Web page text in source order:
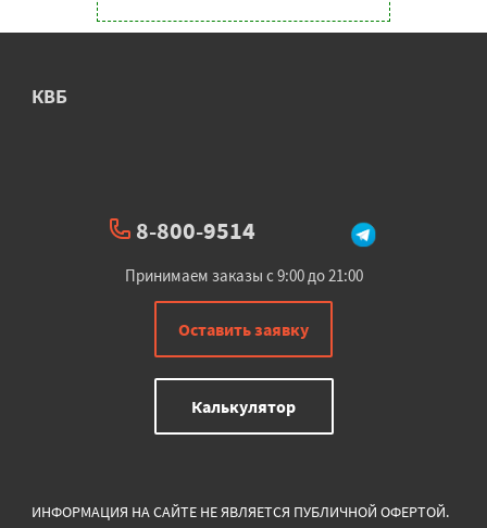
КВБ
8-800-9514
Принимаем заказы с 9:00 до 21:00
Оставить заявку
Калькулятор
ИНФОРМАЦИЯ НА САЙТЕ НЕ ЯВЛЯЕТСЯ ПУБЛИЧНОЙ ОФЕРТОЙ.